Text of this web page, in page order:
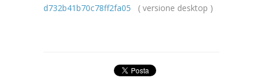
d732b41b70c78ff2fa05 ( versione desktop )